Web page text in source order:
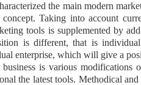
the main modern
Taking into account
tools is supplemented by
is different, that is
enterprise, which will give a
is various
the latest tools. Methodical